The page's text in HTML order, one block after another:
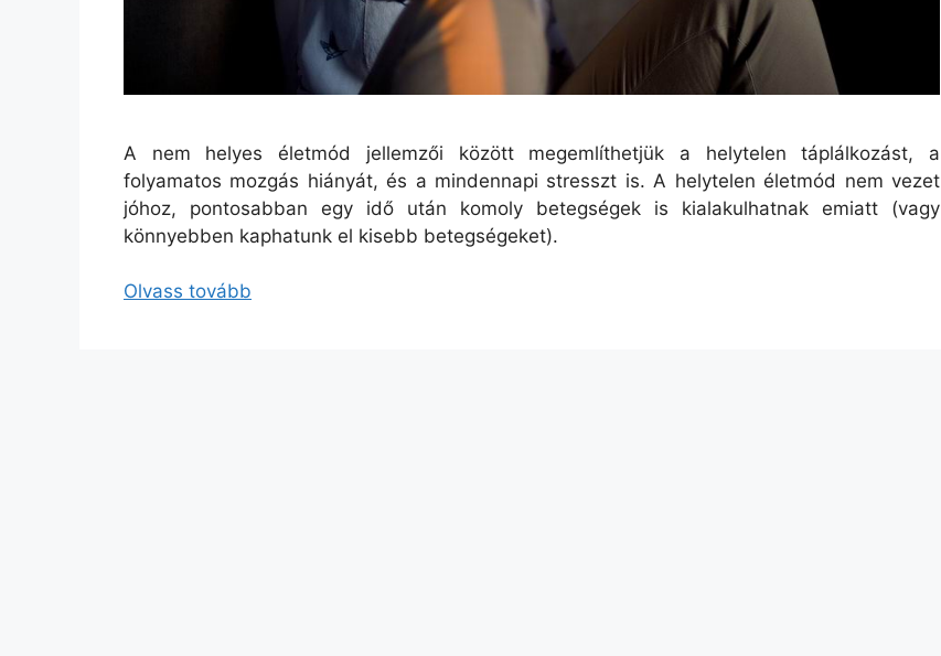
A nem helyes életmód jellemzői között megemlíthetjük a helytelen táplálkozást, a
folyamatos mozgás hiányát, és a mindennapi stresszt is. A helytelen életmód nem vezet
jóhoz, pontosabban egy idő után komoly betegségek is kialakulhatnak emiatt (vagy
könnyebben kaphatunk el kisebb betegségeket).
Olvass tovább